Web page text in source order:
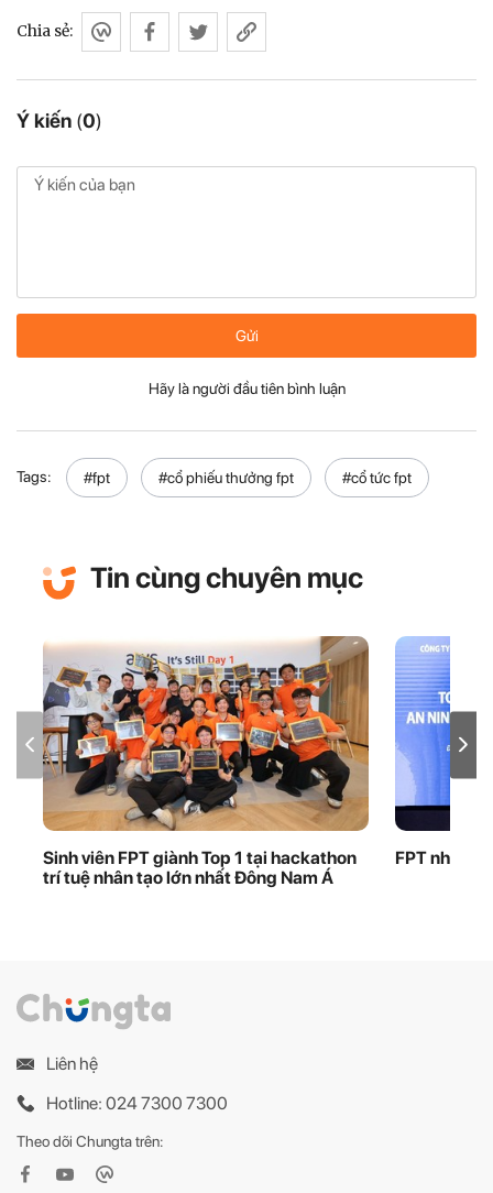
Ý kiến (0)
Chia sẻ:
Gửi
Hãy là người đầu tiên bình luận
Tags: #fpt #cổ phiếu thưởng fpt #cổ tức fpt
Tin cùng chuyên mục
Sinh viên FPT giành Top 1 tại hackathon
trí tuệ nhân tạo lớn nhất Đông Nam Á
FPT nhận
Liên hệ
Hotline: 024 7300 7300
Theo dõi Chungta trên: